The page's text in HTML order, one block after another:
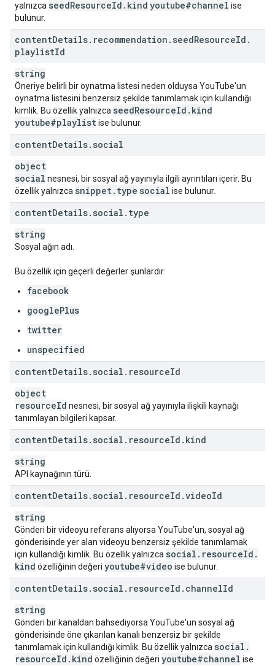
yalnızca seedResourceId . kind youtube#channel ise
bulunur.
contentDetails. recommendation . seedResourceId .
playlistId
string
Öneriye belirli bir oynatma listesi neden olduysa YouTube'un
oynatma listesini benzersiz şekilde tanımlamak için kullandığı
kimlik. Bu özellik yalnızca seedResourceId . kind
youtube#playlistise bulunur.
contentDetails. social
object
social nesnesi, bir sosyal ağ yayınıyla ilgili ayrıntıları içerir. Bu
özellik yalnızca snippet. type social ise bulunur.
contentDetails. social . type
string
Sosyal ağın adı.
Bu özellik için geçerli değerler şunlardır:
facebook
googlePlus
twitter
unspecified
contentDetails. social . resourceId
object
resourceId nesnesi, bir sosyal ağ yayınıyla ilişkili kaynağı
tanımlayan bilgileri kapsar.
contentDetails. social . resourceId . kind
string
API kaynağının türü.
contentDetails. social . resourceId .videoId
string
Gönderi bir videoyu referans alıyorsa YouTube'un, sosyal ağ
gönderisinde yer alan videoyu benzersiz şekilde tanımlamak
için kullandığı kimlik. Bu özellik yalnızca social . resourceId .
kind özelliğinin değeri youtube#video ise bulunur.
contentDetails. social . resourceId . channelId
string
Gönderi bir kanaldan bahsediyorsa YouTube'un sosyal ağ
gönderisinde öne çıkarılan kanalı benzersiz bir şekilde
tanımlamak için kullandığı kimlik. Bu özellik yalnızca social .
resourceId . kind özelliğinin değeri youtube#channel ise